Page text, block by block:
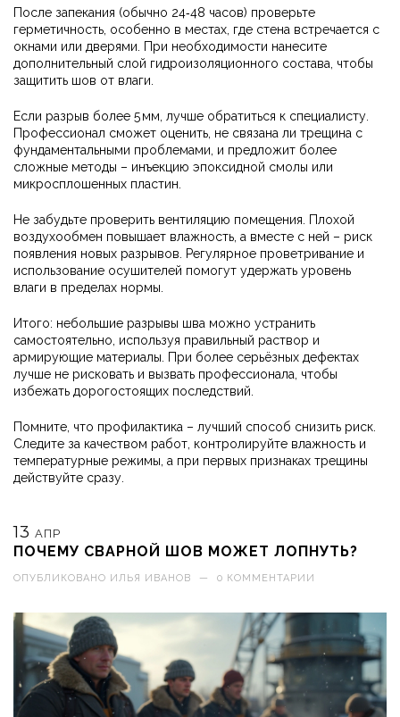
После запекания (обычно 24‑48 часов) проверьте
герметичность, особенно в местах, где стена встречается с
окнами или дверями. При необходимости нанесите
дополнительный слой гидроизоляционного состава, чтобы
защитить шов от влаги.
Если разрыв более 5 мм, лучше обратиться к специалисту.
Профессионал сможет оценить, не связана ли трещина с
фундаментальными проблемами, и предложит более
сложные методы – инъекцию эпоксидной смолы или
микросплошенных пластин.
Не забудьте проверить вентиляцию помещения. Плохой
воздухообмен повышает влажность, а вместе с ней – риск
появления новых разрывов. Регулярное проветривание и
использование осушителей помогут удержать уровень
влаги в пределах нормы.
Итого: небольшие разрывы шва можно устранить
самостоятельно, используя правильный раствор и
армирующие материалы. При более серьёзных дефектах
лучше не рисковать и вызвать профессионала, чтобы
избежать дорогостоящих последствий.
Помните, что профилактика – лучший способ снизить риск.
Следите за качеством работ, контролируйте влажность и
температурные режимы, а при первых признаках трещины
действуйте сразу.
13 АПР
ПОЧЕМУ СВАРНОЙ ШОВ МОЖЕТ ЛОПНУТЬ?
ОПУБЛИКОВАНО ИЛЬЯ ИВАНОВ — 0 КОММЕНТАРИИ